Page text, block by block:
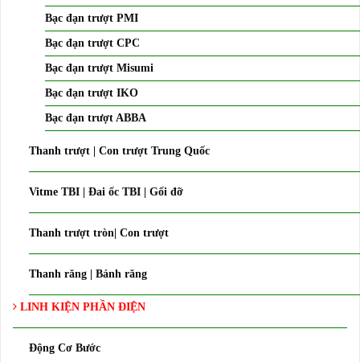
Bạc đạn trượt PMI
Bạc đạn trượt CPC
Bạc đạn trượt Misumi
Bạc đạn trượt IKO
Bạc đạn trượt ABBA
Thanh trượt | Con trượt Trung Quốc
Vitme TBI | Đai ốc TBI | Gối đỡ
Thanh trượt tròn| Con trượt
Thanh răng | Bánh răng
LINH KIỆN PHẦN ĐIỆN
Động Cơ Bước